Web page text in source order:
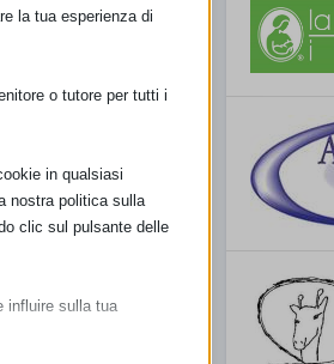
la tua esperienza di
o tutore per tutti i
in qualsiasi
nostra politica sulla
clic sul pulsante delle
influire sulla tua